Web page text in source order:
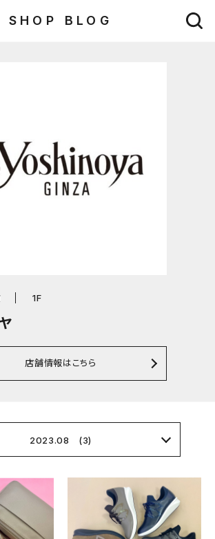
SHOP BLOG
1F
店舗情報はこちら
2023.08 (3)